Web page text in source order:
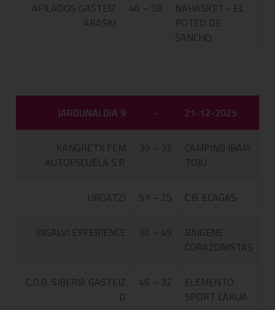
AFILADOS GASTEIZ
ARASKI
46 – 58
NAHASKET - EL
POTEO DE
SANCHO
JARDUNALDIA 9 - 21-12-2025
KANGRETX FEM
AUTOESCUELA S.P.
39 – 32
CAMPING IBAIA
TOJU
URGATZI 57 – 25 C.B. ECAGAS
INGALVI EXPERIENCE 30 – 49
BAIGENE
CORAZONISTAS
C.D.B. SIBERIA GASTEIZ
D
46 – 32
ELEMENTO
SPORT LAKUA